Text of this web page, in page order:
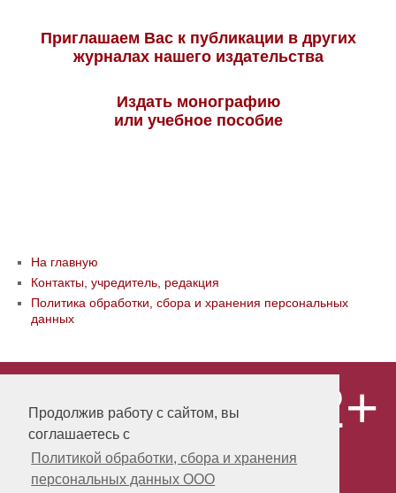
Продолжив работу с сайтом, вы
соглашаетесь с
Политикой обработки, сбора и хранения
персональных данных ООО
Приглашаем Вас к публикации в других
журналах нашего издательства
Издать монографию
или учебное пособие
На главную
Контакты, учредитель, редакция
Политика обработки, сбора и хранения персональных
данных
«Publishing company «World of science»,
LLC Материалы, размещенные на сайте,
охраняются Законом о защите авторских
прав. Публикация любых материалов
этого сайта запрещена без
предварительного согласования с
12+